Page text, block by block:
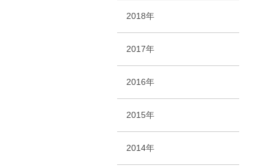
2018年
2017年
2016年
2015年
2014年